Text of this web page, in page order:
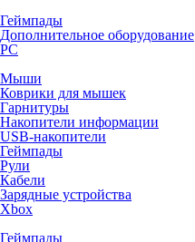
Геймпады
Дополнительное оборудование
PC
Мыши
Коврики для мышек
Гарнитуры
Накопители информации
USB-накопители
Геймпады
Рули
Кабели
Зарядные устройства
Xbox
Геймпады